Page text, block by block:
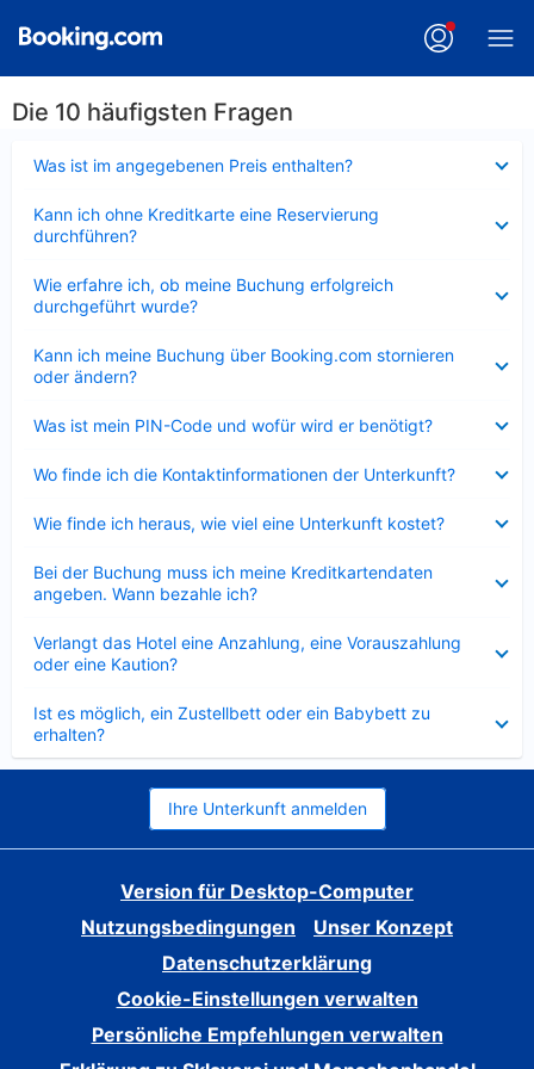
Die 10 häufigsten Fragen
Was ist im angegebenen Preis enthalten?
Kann ich ohne Kreditkarte eine Reservierung
durchführen?
Wie erfahre ich, ob meine Buchung erfolgreich
durchgeführt wurde?
Kann ich meine Buchung über Booking.com stornieren
oder ändern?
Was ist mein PIN-Code und wofür wird er benötigt?
Wo finde ich die Kontaktinformationen der Unterkunft?
Wie finde ich heraus, wie viel eine Unterkunft kostet?
Bei der Buchung muss ich meine Kreditkartendaten
angeben. Wann bezahle ich?
Verlangt das Hotel eine Anzahlung, eine Vorauszahlung
oder eine Kaution?
Ist es möglich, ein Zustellbett oder ein Babybett zu
erhalten?
Ihre Unterkunft anmelden
Version für Desktop-Computer
Nutzungsbedingungen
Unser Konzept
Datenschutzerklärung
Cookie-Einstellungen verwalten
Persönliche Empfehlungen verwalten